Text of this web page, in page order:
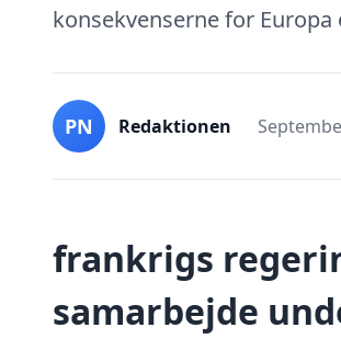
konsekvenserne for
PN Redaktionen
frankrigs
samarbejde